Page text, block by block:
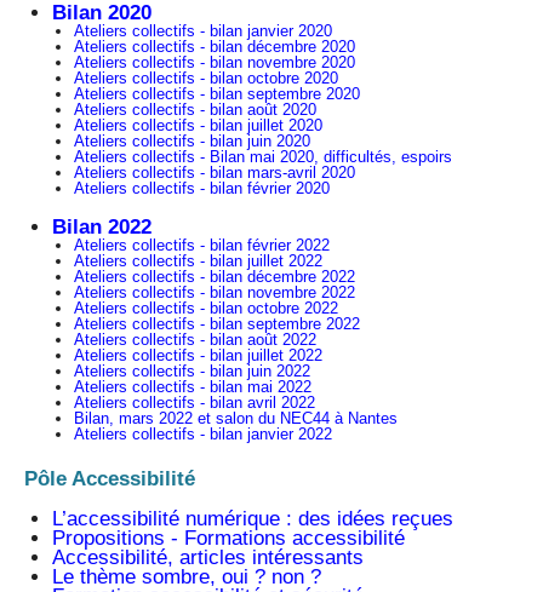
Bilan 2020
Ateliers collectifs - bilan janvier 2020
Ateliers collectifs - bilan décembre 2020
Ateliers collectifs - bilan novembre 2020
Ateliers collectifs - bilan octobre 2020
Ateliers collectifs - bilan septembre 2020
Ateliers collectifs - bilan août 2020
Ateliers collectifs - bilan juillet 2020
Ateliers collectifs - bilan juin 2020
Ateliers collectifs - Bilan mai 2020, difficultés, espoirs
Ateliers collectifs - bilan mars-avril 2020
Ateliers collectifs - bilan février 2020
Bilan 2022
Ateliers collectifs - bilan février 2022
Ateliers collectifs - bilan juillet 2022
Ateliers collectifs - bilan décembre 2022
Ateliers collectifs - bilan novembre 2022
Ateliers collectifs - bilan octobre 2022
Ateliers collectifs - bilan septembre 2022
Ateliers collectifs - bilan août 2022
Ateliers collectifs - bilan juillet 2022
Ateliers collectifs - bilan juin 2022
Ateliers collectifs - bilan mai 2022
Ateliers collectifs - bilan avril 2022
Bilan, mars 2022 et salon du NEC44 à Nantes
Ateliers collectifs - bilan janvier 2022
Pôle Accessibilité
L’accessibilité numérique : des idées reçues
Propositions - Formations accessibilité
Accessibilité, articles intéressants
Le thème sombre, oui ? non ?